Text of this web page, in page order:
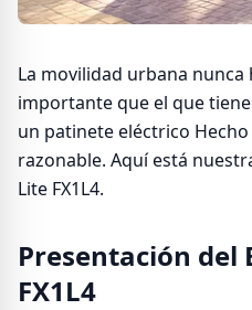
La movilidad urbana
importante que el que
un patinete eléctrico
razonable. Aquí está
Lite FX1L4.
Presentación del
FX1L4